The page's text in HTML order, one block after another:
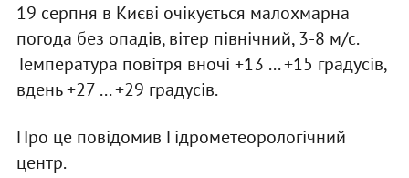
19 серпня в Києві очікується малохмарна
погода без опадів, вітер північний, 3-8 м/с.
Температура повітря вночі +13 ... +15 градусів,
вдень +27 ... +29 градусів.
Про це повідомив Гідрометеорологічний
центр.